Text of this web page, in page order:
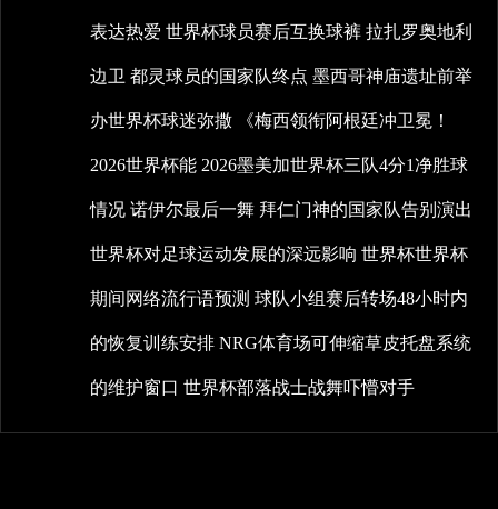
表达热爱 世界杯球员赛后互换球裤 拉扎罗奥地利
边卫 都灵球员的国家队终点 墨西哥神庙遗址前举
办世界杯球迷弥撒 《梅西领衔阿根廷冲卫冕！
2026世界杯能 2026墨美加世界杯三队4分1净胜球
情况 诺伊尔最后一舞 拜仁门神的国家队告别演出
世界杯对足球运动发展的深远影响 世界杯世界杯
期间网络流行语预测 球队小组赛后转场48小时内
的恢复训练安排 NRG体育场可伸缩草皮托盘系统
的维护窗口 世界杯部落战士战舞吓懵对手